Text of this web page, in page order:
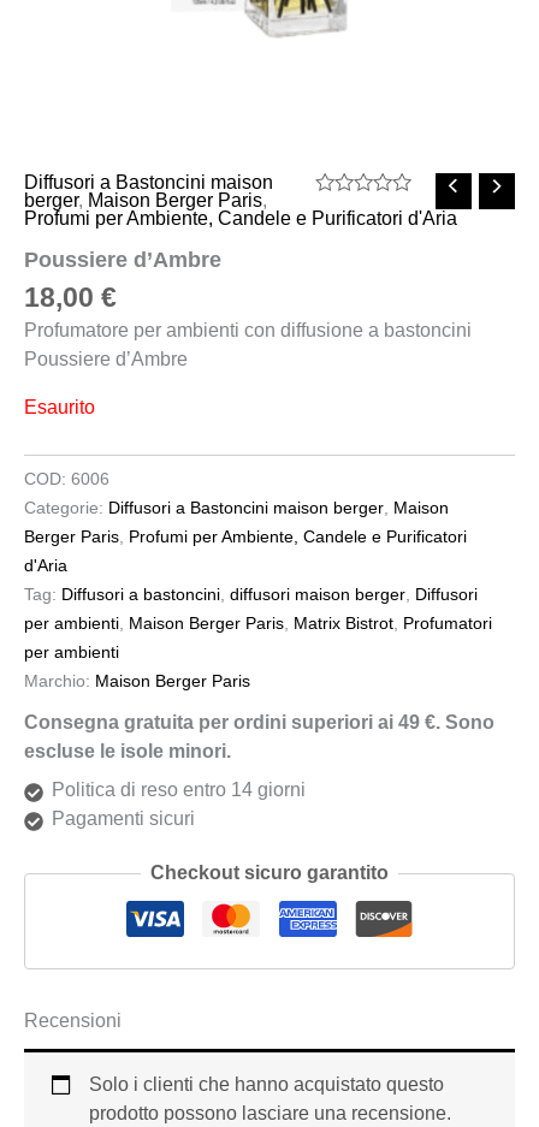
Valutato
Diffusori a Bastoncini maison
berger, Maison Berger Paris,
Profumi per Ambiente, Candele e Purificatori d'Aria
Poussiere d’Ambre
18,00 €
Profumatore per ambienti con diffusione a bastoncini
Poussiere d’Ambre
Esaurito
COD: 6006
Categorie: Diffusori a Bastoncini maison berger Maison
Berger Paris Profumi per Ambiente, Candele e Purificatori
d'Aria
Tag: Diffusori a bastoncini diffusori maison berger Diffusori
per ambienti Maison Berger Paris Matrix Bistrot Profumatori
per ambienti
Marchio: Maison Berger Paris
Consegna gratuita per ordini superiori ai 49 €. Sono
escluse le isole minori.
Politica di reso entro 14 giorni
Pagamenti sicuri
Checkout sicuro garantito
Recensioni
Solo i clienti che hanno acquistato questo
prodotto possono lasciare una recensione.